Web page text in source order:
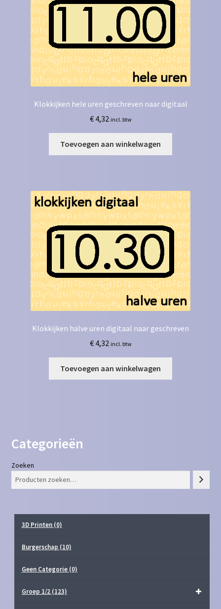
Klokkijken hele uren geschreven naar digitaal
€4,32 incl. btw
Toevoegen aan winkelwagen
Klokkijken halve uren digitaal naar geschreven
€4,32 incl. btw
Toevoegen aan winkelwagen
Categorieën
Zoeken
3D Printen (0)
Burgerschap (10)
Geen Categorie (0)
Groep 1/2 (123)